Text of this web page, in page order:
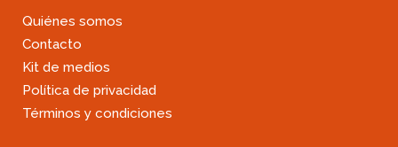
Quiénes somos
Contacto
Kit de medios
Política de privacidad
Términos y condiciones